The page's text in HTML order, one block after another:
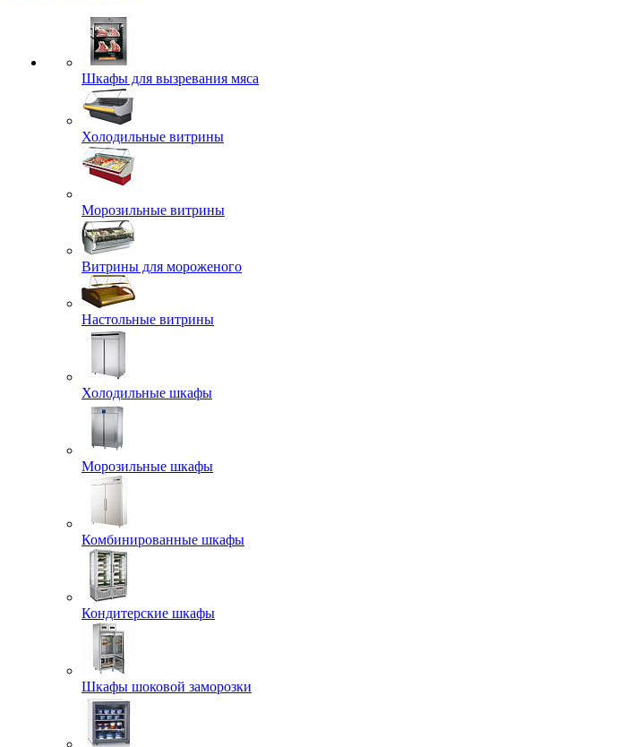
Шкафы для вызревания мяса
Холодильные витрины
Морозильные витрины
Витрины для мороженого
Настольные витрины
Холодильные шкафы
Морозильные шкафы
Комбинированные шкафы
Кондитерские шкафы
Шкафы шоковой заморозки